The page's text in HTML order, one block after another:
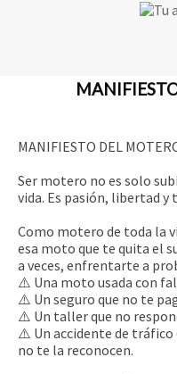
MANIFIESTO DEL
Ser motero no es solo
vida. Es pasión, libertad
Como motero de toda la
esa moto que te quita el
a veces, enfrentarte a
⚠️ Una moto usada con
⚠️ Un seguro que no te
⚠️ Un taller que no
⚠️ Un accidente de tráfico
no te la reconocen.